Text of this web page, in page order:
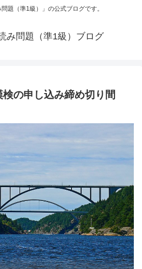
問題（準1級）」の公式ブログです。
み問題（準1級）ブログ
の申し込み締め切り間